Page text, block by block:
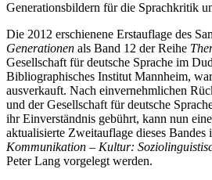
Generationsbildern für die Sprachkritik
Die 2012 erschienene Erstauflage des
Generationen als Band 12 der Reihe
Gesellschaft für deutsche Sprache im
Bibliographisches Institut Mannheim,
ausverkauft. Nach einvernehmlichen
und der Gesellschaft für deutsche
ihr Einverständnis gebührt, kann nun
aktualisierte Zweitauflage dieses Bandes
Kommunikation – Kultur:
Peter Lang vorgelegt werden.